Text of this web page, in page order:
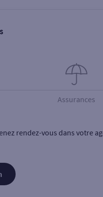
rendez-vous dans votre
Assurances